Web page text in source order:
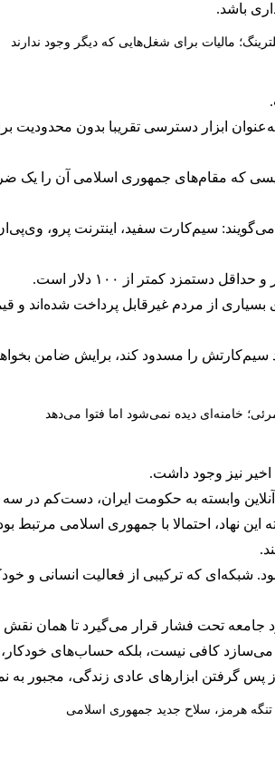
باشد.
مالیات برای شغل‌هایی که دیگر وجود ندارند
ابزار دسترسی تقریبا بدون محدودیت
که مقام‌های جمهوری اسلامی آن را یک
سیم‌کارت سفید، اینترنت پرو،
از مردم غیرقابل پرداخت شده‌اند و
را مسدود کند، برایش ضامن بخواهد،
خامنه‌ای دیده نمی‌شود اما فتوا می‌دهد
اخیر نیز وجود داشت.
وابسته به حکومت ایران، دست‌کم در
این نهاد، احتمالا با جمهوری اسلامی
جامعه تحت فشار قرار می‌گیرد تا همان نقش
کافی نیست، بلکه حساب‌های خودکار،
گرفتن ابزارهای عادی زندگی، مجبور به
تنگه هرمز، سلاح جدید جمهوری اسلامی